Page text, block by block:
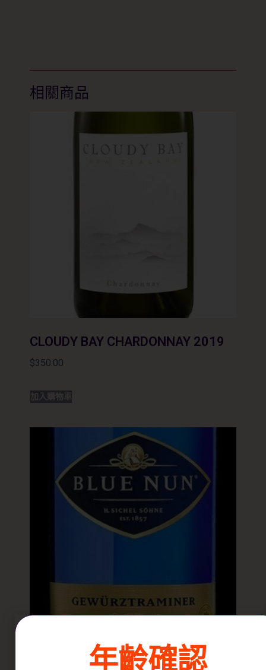
相關商品
CLOUDY BAY CHARDONNAY 2019
$350.00
加入購物車
BLUE NUN GEWÜRZTRAMINER
年齡確認